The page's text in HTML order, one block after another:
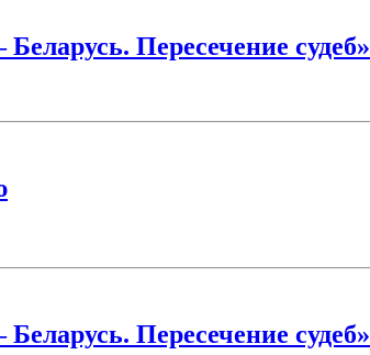
Пересечение судеб»
Пересечение судеб»